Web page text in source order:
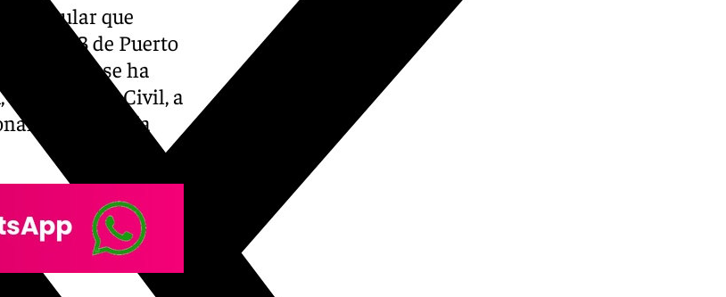
particular que
3 de Puerto
se ha
a la Guardia Civil, a
y a la Policía